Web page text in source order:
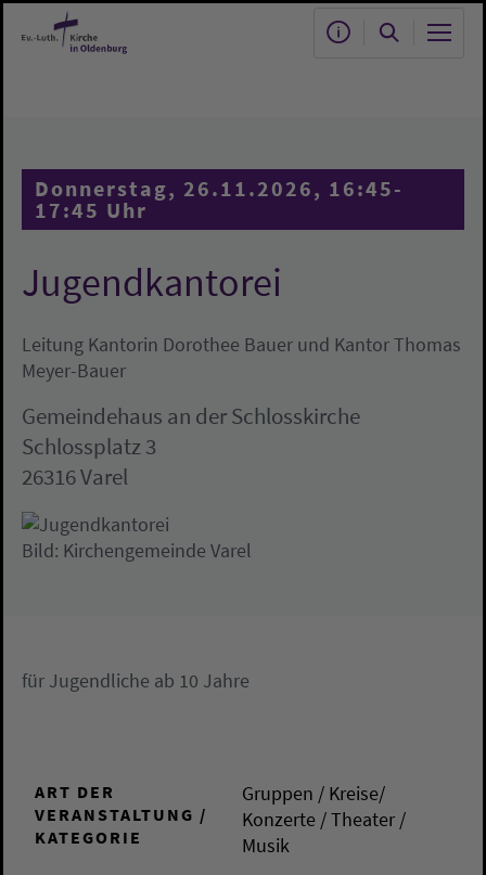
Zum Hauptinhalt springen
Jugendkantorei
Donnerstag, 26.11.2026, 16:45-
17:45 Uhr
Leitung Kantorin Dorothee Bauer und Kantor Thomas
Meyer-Bauer
Gemeindehaus an der Schlosskirche
Schlossplatz 3
26316 Varel
Bild: Kirchengemeinde Varel
für Jugendliche ab 10 Jahre
ART DER
VERANSTALTUNG /
KATEGORIE
Gruppen / Kreise/
Konzerte / Theater /
Musik